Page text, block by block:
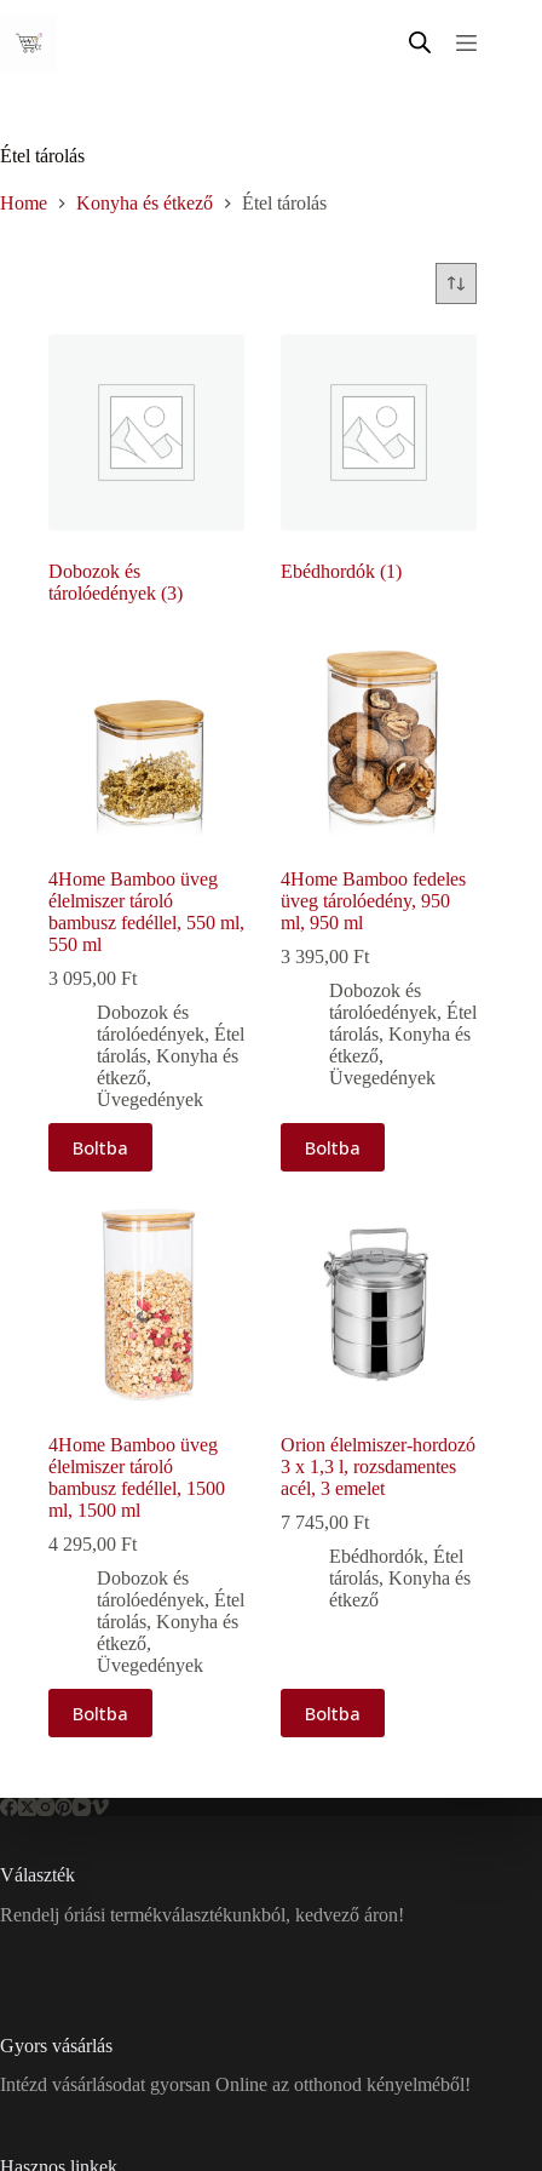
content
Étel tárolás
Home Konyha és étkező Étel tárolás
Dobozok és
tárolóedények (3)
Ebédhordók(1)
4Home Bamboo üveg
élelmiszer tároló
bambusz fedéllel, 550 ml,
550 ml
3 095,00 Ft
Dobozok és
tárolóedények, Étel
tárolás, Konyha és
étkező,
Üvegedények
Boltba
4Home Bamboo fedeles
üveg tárolóedény, 950
ml, 950 ml
3 395,00Ft
Dobozok és
tárolóedények,Étel
tárolás,Konyha és
étkező,
Üvegedények
Boltba
4Home Bamboo üveg
élelmiszer tároló
bambusz fedéllel, 1500
ml, 1500 ml
4 295,00 Ft
Dobozok és
tárolóedények, Étel
tárolás, Konyha és
étkező,
Üvegedények
Boltba
Orion élelmiszer-hordozó
3 x 1,3 l, rozsdamentes
acél, 3 emelet
7 745,00Ft
Ebédhordók,Étel
tárolás,Konyha és
étkező
Boltba
Választék
Rendelj óriási termékválasztékunkból, kedvező áron!
Gyors vásárlás
Intézd vásárlásodat gyorsan Online az otthonod kényelméből!